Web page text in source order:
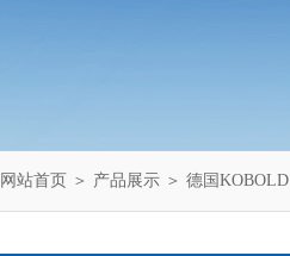
网站首页 ＞ 产品展示 ＞ 德国KOBOLD